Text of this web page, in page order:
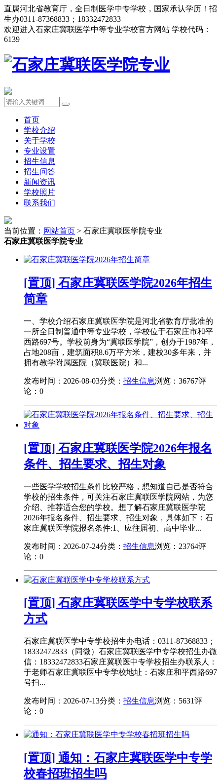
直属河北省教育厅，全日制医学中专学校，国家承认学历！招
生办0311-87368833；18332472833
欢迎进入石家庄冀联医学中等专业学校官方网站 学校代码：
6139
首页
学校介绍
关于学校
专业设置
招生信息
招生问答
新闻资讯
学校照片
联系我们
当前位置： 网站首页 > 石家庄冀联医学院专业
石家庄冀联医学院专业
[置顶] 石家庄冀联医学院2026年招生
简章
一、学校介绍石家庄冀联医学院是河北省教育厅批准的
一所全日制普通中等专业学校，学校位于石家庄市和平
西路697号。学校前身为“冀联医学院”，创办于1987年，
占地208亩，建筑面积8.6万平方米，建校30多年来，并
拥有教学附属医院（冀联医院）和...
发布时间：2026-08-03分类： 招生信息浏览：36767评
论：0
[置顶] 石家庄冀联医学院2026年报名
条件、招生要求、招生对象
一些医学学校招生条件比较严格，想知道自己是否符合
学校的招生条件，可关注石家庄冀联医学院网站，为您
介绍、推荐适合您的学校。想了解石家庄冀联医学院
2026年报名条件、招生要求、招生对象，具体如下：石
家庄冀联医学院报名条件:1、应往届初、高中毕业...
发布时间：2026-07-24分类： 招生信息浏览：23764评
论：0
[置顶] 石家庄冀联医学中专学校联系
方式
石家庄冀联医学中专学校招生办电话：0311-87368833；
18332472833（同微）石家庄冀联医学中专学校招生办微
信：18332472833石家庄冀联医中专学校招生办联系人：
于老师石家庄冀联医中专学校地址：石家庄和平西路697
号扫...
发布时间：2026-07-13分类： 招生信息浏览：5631评
论：0
[置顶] 通知：石家庄冀联医学中专学
校春招班招生吗